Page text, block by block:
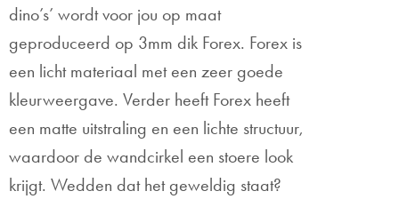
dino’s’ wordt voor jou op maat
geproduceerd op 3mm dik Forex. Forex is
een licht materiaal met een zeer goede
kleurweergave. Verder heeft Forex heeft
een matte uitstraling en een lichte structuur,
waardoor de wandcirkel een stoere look
krijgt. Wedden dat het geweldig staat?